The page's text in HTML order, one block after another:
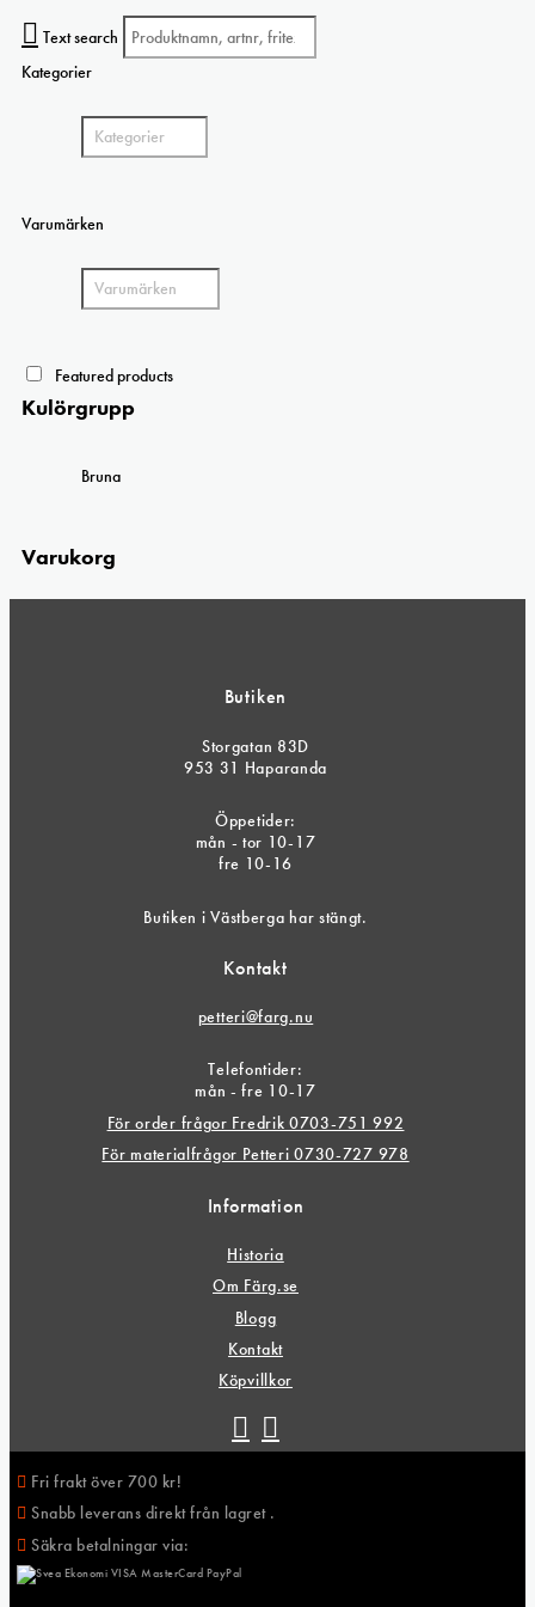
Text search
Kategorier
Varumärken
Featured products
Kulörgrupp
Bruna
Varukorg
Butiken
Storgatan 83D
953 31 Haparanda
Öppetider:
mån - tor 10-17
fre 10-16
Butiken i Västberga har stängt.
Kontakt
petteri@farg.nu
Telefontider:
mån - fre 10-17
För order frågor Fredrik 0703-751 992
För materialfrågor Petteri 0730-727 978
Information
Historia
Om Färg.se
Blogg
Kontakt
Köpvillkor
Fri frakt över 700 kr!
Snabb leverans direkt från lagret .
Säkra betalningar via: